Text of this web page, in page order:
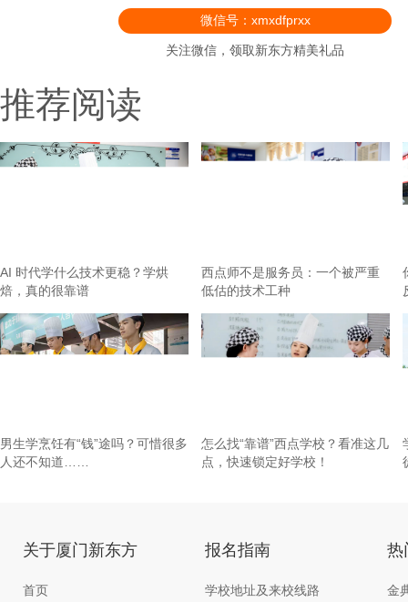
微信号：xmxdfprxx
关注微信，领取新东方精美礼品
推荐阅读
AI 时代学什么技术更稳？学烘
焙，真的很靠谱
西点师不是服务员：一个被严重
低估的技术工种
男生学烹饪有“钱”途吗？可惜很多
人还不知道……
怎么找“靠谱”西点学校？看准这几
点，快速锁定好学校！
关于厦门新东方
首页
报名指南
学校地址及来校线路
热
金